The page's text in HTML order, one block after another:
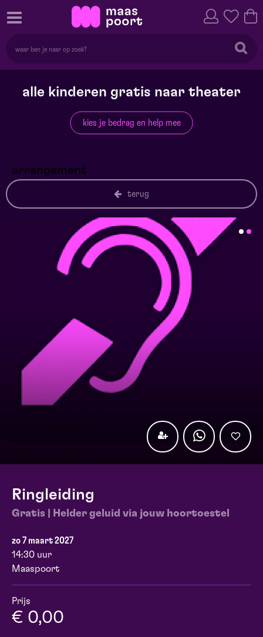
alle kinderen gratis naar theater
kies je bedrag en help mee
arrangement
terug
Ringleiding
Gratis | Helder geluid via jouw hoortoestel
zo 7 maart 2027
14:30 uur
Maaspoort
Prijs
€ 0,00